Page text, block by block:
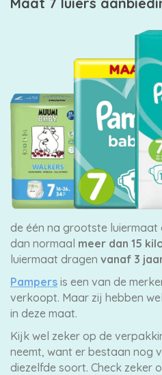
de één na grootste luiermaat
dan normaal meer dan 15
luiermaat dragen vanaf 3
Pampers is een van de
verkoopt. Maar zij hebben
in deze maat.
Kijk wel zeker op de
neemt, want er bestaan nog
diezelfde soort. Check zeker